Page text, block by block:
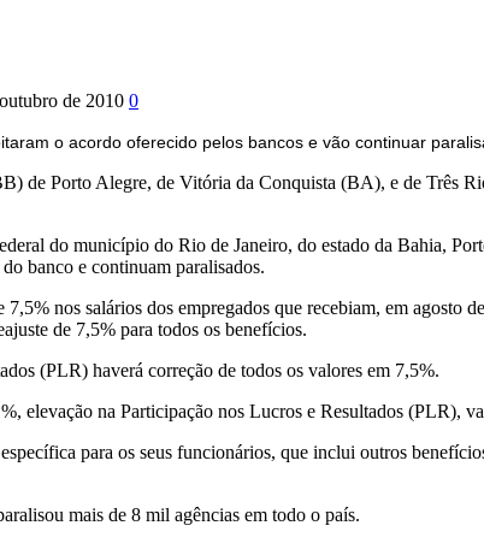
de 2010 0
o acordo oferecido pelos bancos e vão continuar
de Porto Alegre, de Vitória da Conquista (BA), e de Três
do município do Rio de Janeiro, do estado da Bahia,
banco e continuam paralisados.
nos salários dos empregados que recebiam, em
de 7,5% para todos os benefícios.
(PLR) haverá correção de todos os valores em 7,5%.
elevação na Participação nos Lucros e Resultados (PLR),
para os seus funcionários, que inclui outros
mais de 8 mil agências em todo o país.